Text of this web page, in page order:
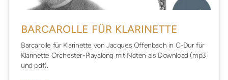
BARCAROLLE FÜR KLARINETTE
Barcarolle für Klarinette von Jacques Offenbach in C-Dur für
Klarinette Orchester-Playalong mit Noten als Download (mp3
und pdf).